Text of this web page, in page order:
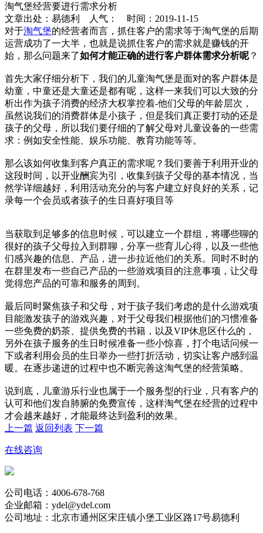
淘气堡经营要进行需求分析
文章出处：易德利 人气：
时间：2019-11-15
对于淘气堡的经营者而言，抓住客户的需求等于淘气堡的后期
运营成功了一大半，也就是说抓住客户的需求就是赚钱的开
始，那么问题来了如何才能正确的进行客户群体需求分析呢？
首先大家仔细分析下，我们的儿童淘气堡是面对的客户群体是
幼童，中童还是大童还是都有呢，这样一来我们可以大致的分
析出作为孩子消费的经济大权掌控着-他们父母的年龄层次，
虽然说我们的消费群体是小孩子，但是我们真正要打动的还是
孩子的父母，所以我们要仔细的了解父母对儿童设备的一些需
求：例如安全性能、娱乐功能、教育功能等等。
那么该如何收集到客户真正的需求呢？我们要善于利用开业的
这段时间，以开业酬宾为引，收集到孩子父母的基本情况，当
然学详细越好，利用活动充分的与客户建立好良好的关系，记
录每一个会员或者孩子的生日喜好项目等
当获取到足够多的信息时候，可以建立一个群组，将哪些聊的
很好的孩子父母拉入到群聊，分享一些育儿心得，以及一些他
们感兴趣的信息、产品，进一步拉近他们的关系。同时不时的
在群里发布一些自己产品的一些游戏项目的注意事项，让父母
觉得您产品的可靠和服务的周到。
最后同时聚焦孩子和父母，对于孩子我们考虑的是什么游戏项
目能激发孩子的游戏兴趣，对于父母我们根据他们的习惯准备
一些免费的奶茶、提供免费的书籍，以及VIP休息区什么的，
另外在孩子服务的生日时候准备一些小惊喜，打个电话问候一
下或者利用会员的生日举办一些打折活动，切实让客户感到温
暖。在逐步递进的过程中也不断完善这淘气堡的经营策略。
说到底，儿童游乐行业也属于一个服务型的行业，只有客户的
认可和他们发自肺腑的免费宣传，这样淘气堡在经营的过程中
才会越来越好，才能最终达到盈利的效果。
上一篇 返回列表 下一篇
在线咨询
公司电话：4006-678-768
企业邮箱：ydel@ydel.com
公司地址：北京市通州区宋庄镇小堡工业区路17号易德利